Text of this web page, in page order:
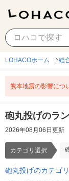
砲丸投げ
LOHACOホーム 総
熊本地震の影響につ
砲丸投げのラ
2026年08月06日更新
カテゴリ選択
砲丸投げのカテゴ